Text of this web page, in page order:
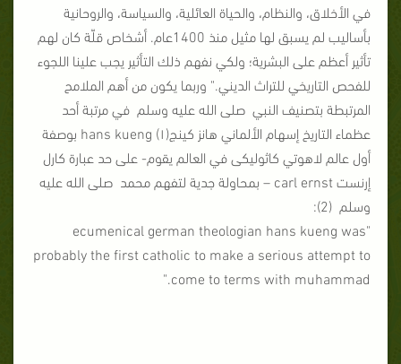
في الأخلاق، والنظام، والحياة العائلية، والسياسة، والروحانية
بأساليب لم يسبق لها مثيل منذ 1400عام. أشخاص قلّة كان لهم
تأثير أعظم على البشرية؛ ولكي نفهم ذلك التأثير يجب علينا اللجوء
للفحص التاريخي للتراث الديني." وربما يكون من أهم الملامح
المرتبطة بتصنيف النبي صلى الله عليه وسلم في مرتبة أحد
عظماء التاريخ إسهام الألماني هانز كينج(۱) hans kueng بوصفة
أول عالم لاهوتي كاثوليكى في العالم يقوم- على حد عبارة كارل
إرنست carl ernst – بمحاولة جدية لتفهم محمد صلى الله عليه
وسلم (2):
"ecumenical german theologian hans kueng was
probably the first catholic to make a serious attempt to
come to terms with muhammad."